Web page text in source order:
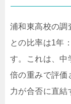
浦和東高校の調
との比率は1年
す。これは、中
倍の重みで評価
力が合否に直結